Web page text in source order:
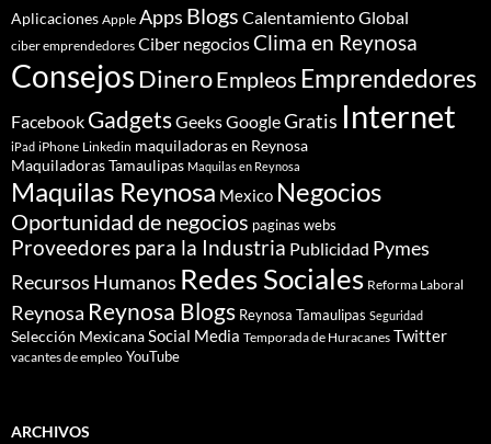
Aplicaciones Apple Apps Blogs Calentamiento Global
ciber emprendedores Ciber negociosClima en Reynosa
ConsejosDineroEmpleos Emprendedores
Facebook GadgetsGeeksGoogleGratis Internet
iPad iPhone Linkedin maquiladoras en Reynosa
Maquiladoras Tamaulipas Maquilas en Reynosa
Maquilas Reynosa Mexico Negocios
Oportunidad de negocios paginas webs
Proveedores para la Industria Publicidad Pymes
Recursos Humanos Redes Sociales Reforma Laboral
Reynosa Reynosa Blogs Reynosa Tamaulipas Seguridad
Selección MexicanaSocial Media Temporada de Huracanes Twitter
vacantes de empleo YouTube
ARCHIVOS